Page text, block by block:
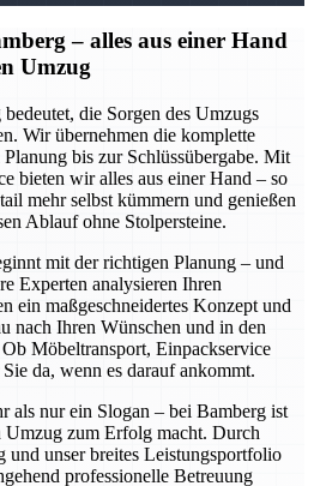
– alles aus einer Hand
Umzug
die Sorgen des Umzugs
Wir übernehmen die komplette
bis zur Schlüssübergabe. Mit
bieten wir alles aus einer Hand – so
mehr selbst kümmern und genießen
Ablauf ohne Stolpersteine.
mit der richtigen Planung – und
Experten analysieren Ihren
ein maßgeschneidertes Konzept und
nach Ihren Wünschen und in den
Möbeltransport, Einpackservice
da, wenn es darauf ankommt.
als nur ein Slogan – bei Bamberg ist
Umzug zum Erfolg macht. Durch
und unser breites Leistungsportfolio
professionelle Betreuung